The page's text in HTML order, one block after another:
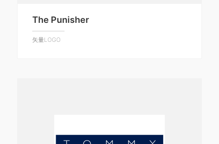
The Punisher
矢量LOGO